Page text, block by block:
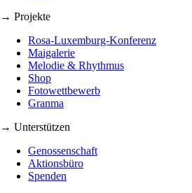
→ Projekte
Rosa-Luxemburg-Konferenz
Maigalerie
Melodie & Rhythmus
Shop
Fotowettbewerb
Granma
→ Unterstützen
Genossenschaft
Aktionsbüro
Spenden